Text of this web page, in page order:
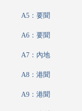
A5：要聞
A6：要聞
A7：內地
A8：港聞
A9：港聞